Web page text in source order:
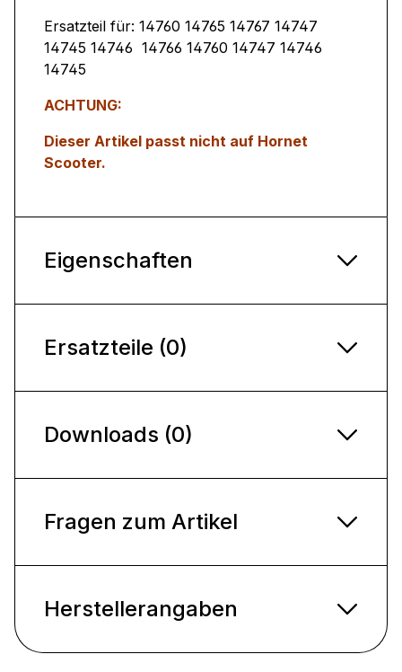
Ersatzteil für: 14760 14765 14767 14747
14745 14746 14766 14760 14747 14746
14745
ACHTUNG:
Dieser Artikel passt nicht auf Hornet
Scooter.
Eigenschaften
Ersatzteile (0)
Downloads (0)
Fragen zum Artikel
Herstellerangaben